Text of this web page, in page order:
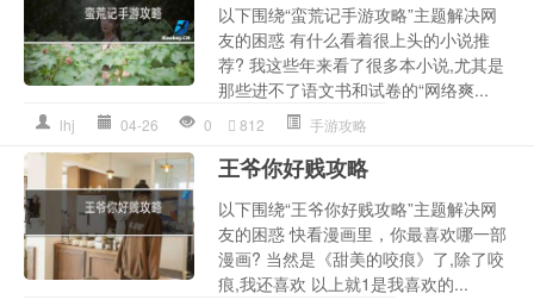
以下围绕“蛮荒记手游攻略”主题解决网
友的困惑 有什么看着很上头的小说推
荐? 我这些年来看了很多本小说,尤其是
那些进不了语文书和试卷的“网络爽...
lhj 04-26 0 812 手游攻略
王爷你好贱攻略
以下围绕“王爷你好贱攻略”主题解决网
友的困惑 快看漫画里，你最喜欢哪一部
漫画? 当然是《甜美的咬痕》了,除了咬
痕,我还喜欢 以上就1是我喜欢的...